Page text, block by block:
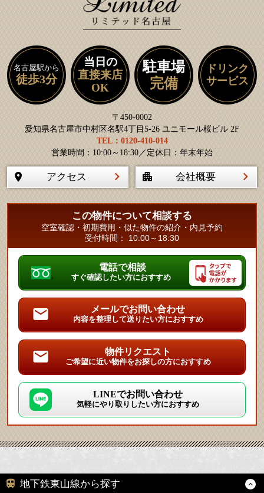
名古屋駅から
徒歩3分
当日の
直接来店
OK
駐車場
完備
ドリンク
サービス
〒450-0002
愛知県名古屋市中村区名駅4丁目5-26 ユニモール桜ビル 2F
TEL：0120-410-014
営業時間：10:00～18:30／定休日：年末年始
アクセス 会社概要
この物件について相談する
空室確認・初期費用・似た物件の紹介・内見予約
受付時間： 10:00～18:30
電話で相談
すぐ確認したい方におすすめ
メールでお問い合わせ
内容を整理して送りたい方におすすめ
物件リクエスト
ご希望に近い物件をお探しの方におすすめ
LINEでお問い合わせ
気軽にやり取りしたい方におすすめ
地下鉄東山線から探す